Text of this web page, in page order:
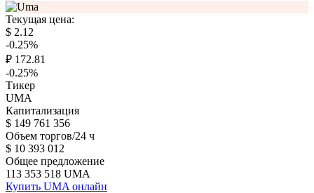
Текущая цена:
$ 2.12
-0.25%
₽ 172.81
-0.25%
Тикер
UMA
Капитализация
$ 149 761 356
Объем торгов/24 ч
$ 10 393 012
Общее предложение
113 353 518 UMA
Купить UMA онлайн